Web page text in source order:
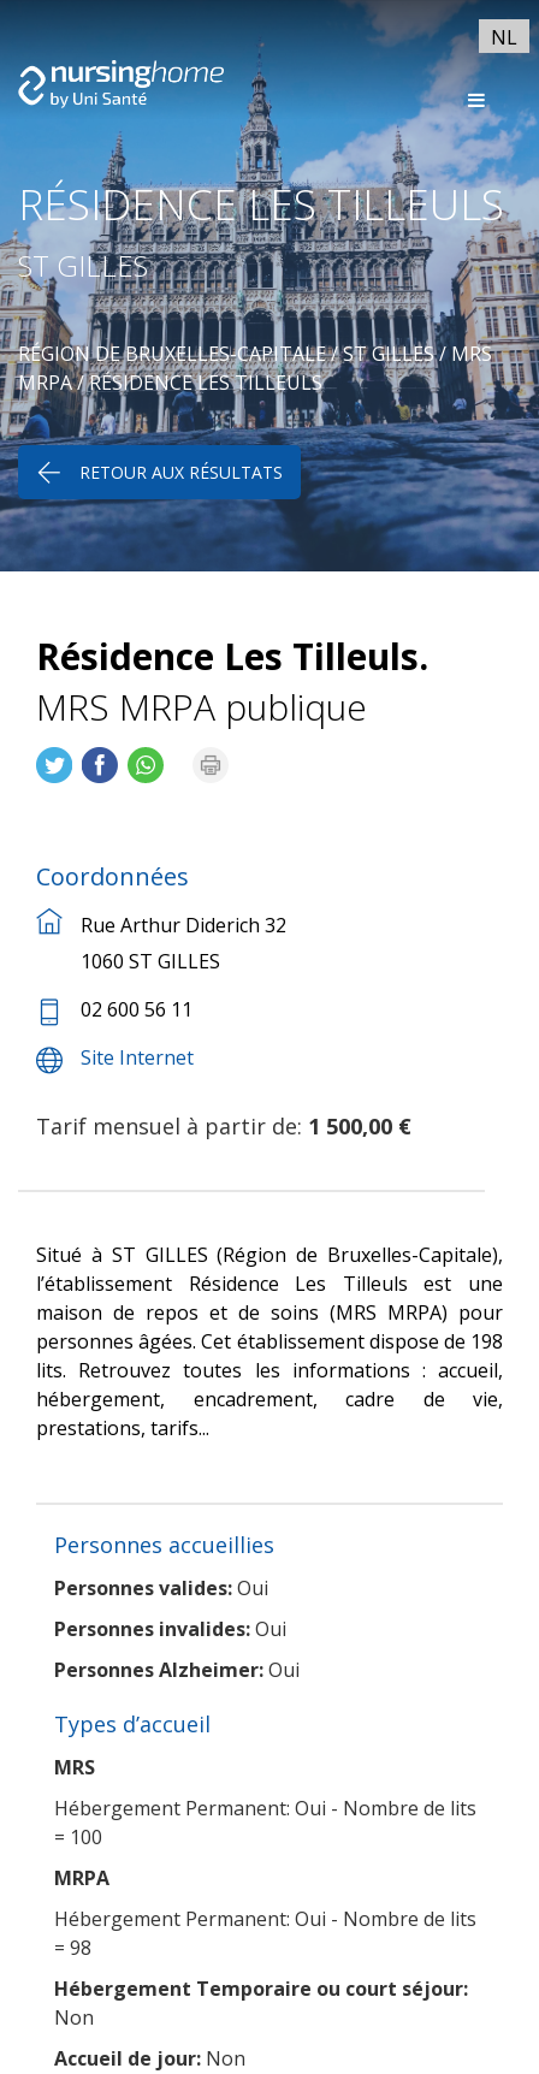
NL
RÉSIDENCE LES TILLEULS
ST GILLES
RÉGION DE BRUXELLES-CAPITALE/ST GILLES/MRS
MRPA/ RÉSIDENCE LES TILLEULS
RETOUR AUX RÉSULTATS
Résidence Les Tilleuls.
MRS MRPA publique
Coordonnées
Rue Arthur Diderich 32
1060 ST GILLES
02 600 56 11
Site Internet
Tarif mensuel à partir de: 1 500,00 €
Situé à ST GILLES (Région de Bruxelles-Capitale),
l’établissement Résidence Les Tilleuls est une
maison de repos et de soins (MRS MRPA) pour
personnes âgées. Cet établissement dispose de 198
lits. Retrouvez toutes les informations : accueil,
hébergement, encadrement, cadre de vie,
prestations, tarifs...
Personnes accueillies
Personnes valides:Oui
Personnes invalides:Oui
Personnes Alzheimer:Oui
Types d’accueil
MRS
Hébergement Permanent: Oui - Nombre de lits
= 100
MRPA
Hébergement Permanent: Oui - Nombre de lits
= 98
Hébergement Temporaire ou court séjour:
Non
Accueil de jour: Non